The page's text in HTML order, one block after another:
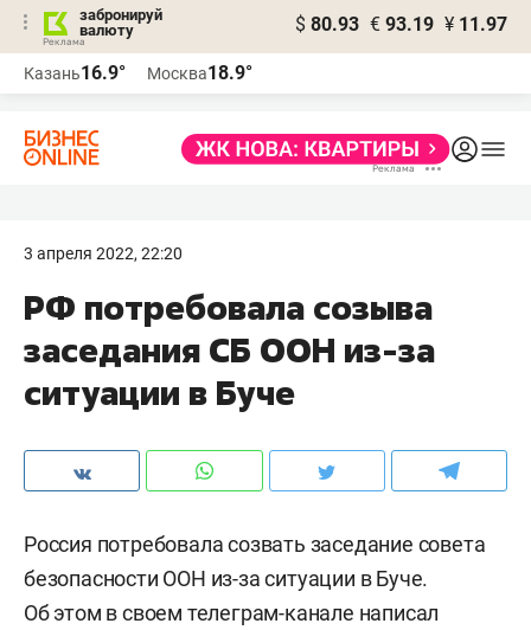
забронируй
валюту
$ 80.93 € 93.19 ¥ 11.97
Казань16.9° Москва18.9°
3 апреля 2022, 22:20
РФ потребовала созыва
заседания СБ ООН из-за
ситуации в Буче
Россия потребовала созвать заседание совета
безопасности ООН из-за ситуации в Буче.
Об этом в своем телеграм-канале написал